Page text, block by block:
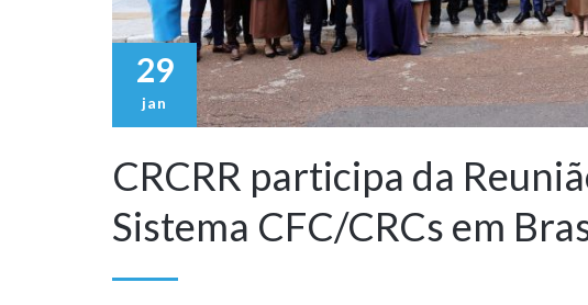
29
jan
CRCRR participa da
Sistema CFC/CRCs em